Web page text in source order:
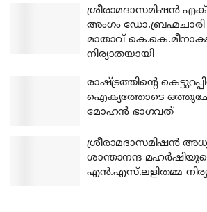
ശ്രീരാമദാസമിഷന്‍
അംഗം ഡോ.ബ്രഹ്മചാരി
മാതാവ്
നിര്യാതയായി
രാഷ്ട്രത്തിന്റെ
ഐക്യത്തോടെ
മോഹന്‍ ഭാഗവത്
ശ്രീരാമദാസമിഷന്‍
ശാന്താനന്ദ
എന്‍.എസ്.ലളിതമ്മ